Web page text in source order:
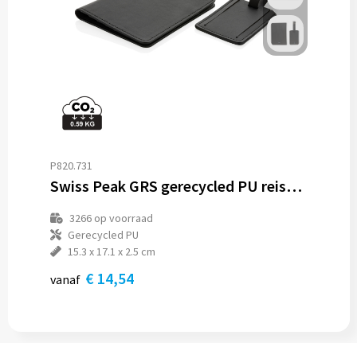
P820.731
Swiss Peak GRS gerecycled PU reiscadeauset
3266op voorraad
Gerecycled PU
15.3 x 17.1 x 2.5 cm
vanaf € 14,54